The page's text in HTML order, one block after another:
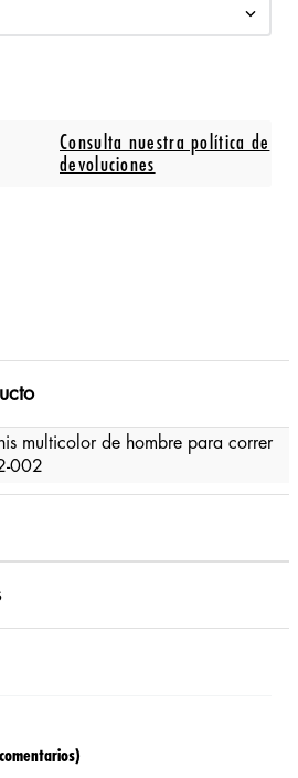
Consulta nuestra política de
devoluciones
multicolor de hombre para correr
002